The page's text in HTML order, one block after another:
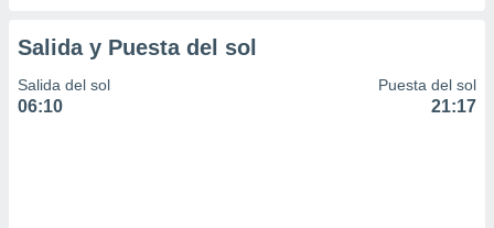
Salida y Puesta del sol
Salida del sol
06:10
Puesta del sol
21:17